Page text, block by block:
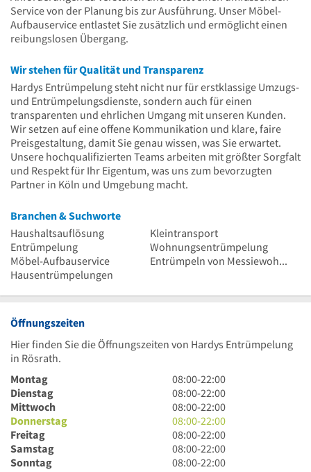
Service von der Planung bis zur Ausführung. Unser Möbel-
Aufbauservice entlastet Sie zusätzlich und ermöglicht einen
reibungslosen Übergang.
Wir stehen für Qualität und Transparenz
Hardys Entrümpelung steht nicht nur für erstklassige Umzugs-
und Entrümpelungsdienste, sondern auch für einen
transparenten und ehrlichen Umgang mit unseren Kunden.
Wir setzen auf eine offene Kommunikation und klare, faire
Preisgestaltung, damit Sie genau wissen, was Sie erwartet.
Unsere hochqualifizierten Teams arbeiten mit größter Sorgfalt
und Respekt für Ihr Eigentum, was uns zum bevorzugten
Partner in Köln und Umgebung macht.
Branchen & Suchworte
Haushaltsauflösung
Kleintransport
Entrümpelung
Wohnungsentrümpelung
Möbel-Aufbauservice
Entrümpeln von Messiewohnungen
Hausentrümpelungen
Öffnungszeiten
Hier finden Sie die Öffnungszeiten von Hardys Entrümpelung
in Rösrath.
Montag
8
Uhr
bis
22
Uhr
08:00-22:00
Dienstag
8
Uhr
bis
22
Uhr
08:00-22:00
Mittwoch
8
Uhr
bis
22
Uhr
08:00-22:00
Donnerstag
8
Uhr
bis
22
08:00-22:00
Freitag
8
Uhr
bis
08:00-22:00
Samstag
8
Uhr
08:00-22:00
Sonntag
8
08:00-22:00